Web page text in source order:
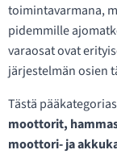
toimintavarmana,
pidemmille
varaosat ovat
järjestelmän osien
Tästä
moottorit,
moottori- ja